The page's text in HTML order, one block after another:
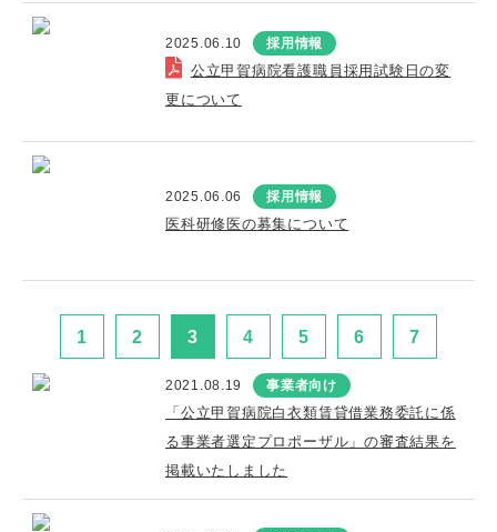
2025.06.10 採用情報
公立甲賀病院看護職員採用試験日の変
更について
2025.06.06 採用情報
医科研修医の募集について
1 2 3 4 5 6 7
2021.08.19 事業者向け
「公立甲賀病院白衣類賃貸借業務委託に係
る事業者選定プロポーザル」の審査結果を
掲載いたしました